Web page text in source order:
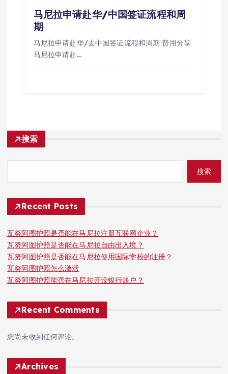
马尼拉申请赴华/中国签证流程和周
期
马尼拉申请赴华/去中国签证流程和周期 费用分享
马尼拉申请赴…
搜索
搜索
Recent Posts
瓦努阿图护照是否能在马尼拉注册互联网企业？
瓦努阿图护照是否能在马尼拉自由出入境？
瓦努阿图护照是否能在马尼拉使用国际学校的注册？
瓦努阿图护照怎么激活
瓦努阿图护照能否在马尼拉开设银行账户？
Recent Comments
您尚未收到任何评论。
Archives